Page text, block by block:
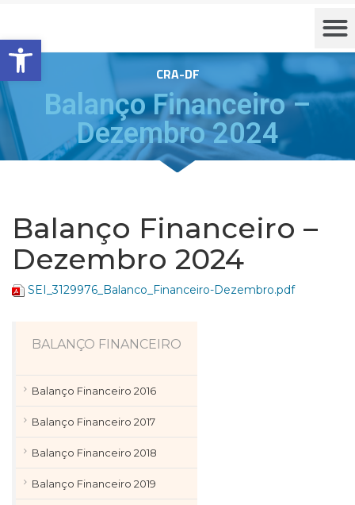
Barra de Ferramentas Aberta
CRA-DF
Balanço Financeiro –
Dezembro 2024
Balanço Financeiro –
Dezembro 2024
SEI_3129976_Balanco_Financeiro-Dezembro.pdf
BALANÇO FINANCEIRO
Balanço Financeiro 2016
Balanço Financeiro 2017
Balanço Financeiro 2018
Balanço Financeiro 2019